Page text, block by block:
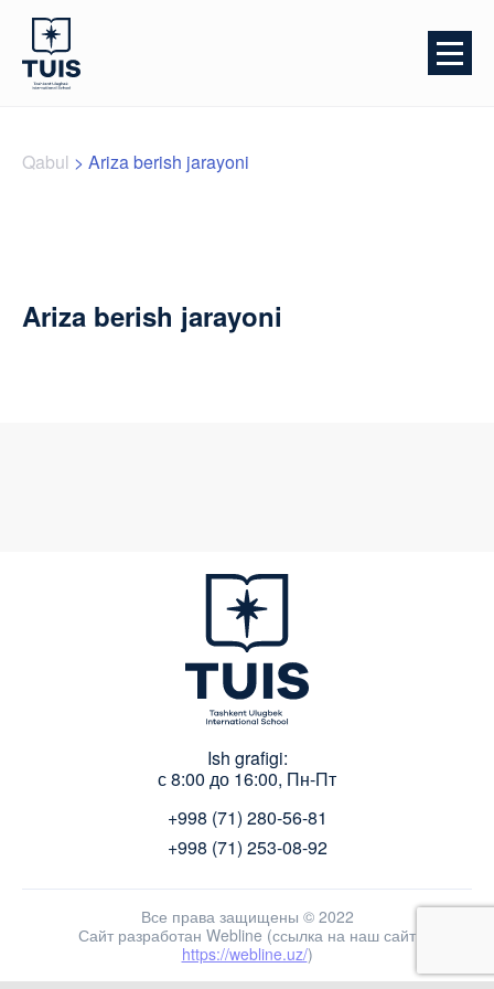
Qabul > Ariza berish jarayoni
Ariza berish jarayoni
Ish grafigi:
с 8:00 до 16:00, Пн-Пт
+998 (71) 280-56-81
+998 (71) 253-08-92
Все права защищены © 2022
Сайт разработан Webline (ссылка на наш сайт
https://webline.uz/)